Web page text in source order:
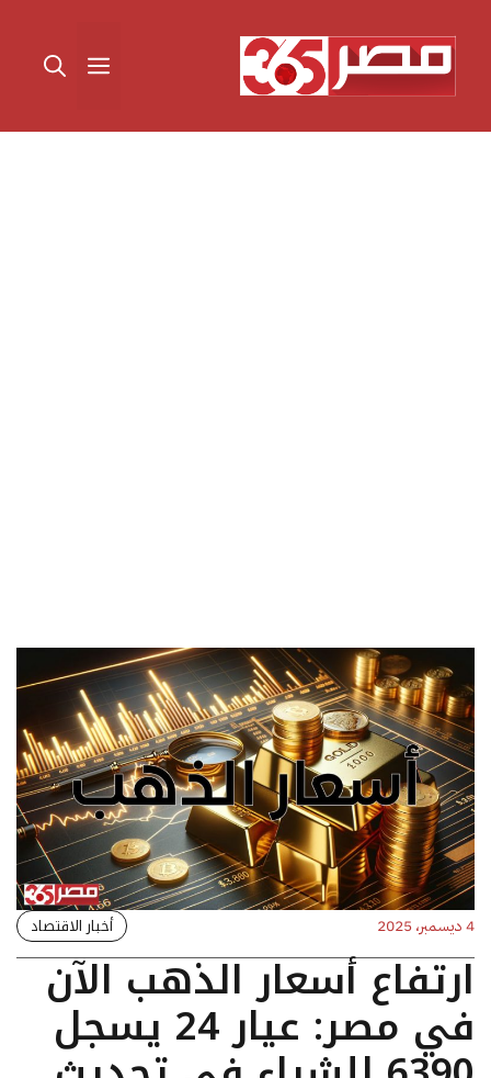
المحتوى القائمة
4 ديسمبر، 2025 أخبار الاقتصاد
ارتفاع أسعار الذهب الآن
في مصر: عيار 24 يسجل